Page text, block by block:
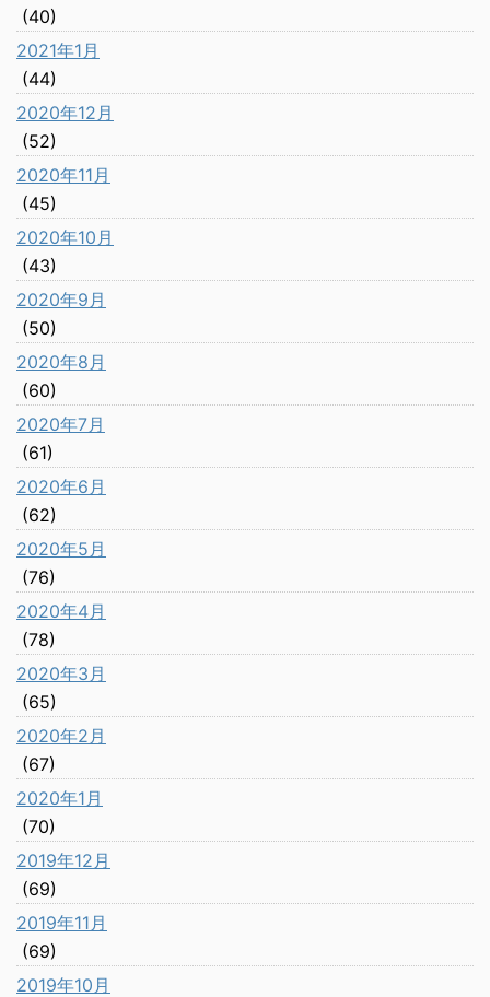
(40)
2021年1月
(44)
2020年12月
(52)
2020年11月
(45)
2020年10月
(43)
2020年9月
(50)
2020年8月
(60)
2020年7月
(61)
2020年6月
(62)
2020年5月
(76)
2020年4月
(78)
2020年3月
(65)
2020年2月
(67)
2020年1月
(70)
2019年12月
(69)
2019年11月
(69)
2019年10月